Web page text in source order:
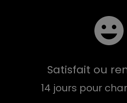
Satisfait ou
14 jours pour